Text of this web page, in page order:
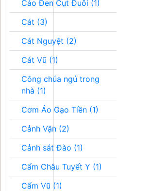
Cáo Đen Cụt Đuôi (1)
Cát (3)
Cát Nguyệt (2)
Cát Vũ (1)
Công chúa ngủ trong
nhà (1)
Cơm Áo Gạo Tiền (1)
Cảnh Vận (2)
Cảnh sát Đào (1)
Cẩm Châu Tuyết Y (1)
Cẩm Vũ (1)